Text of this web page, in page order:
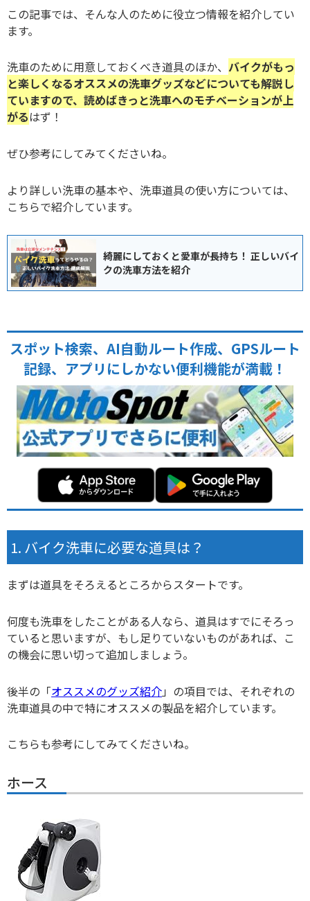
この記事では、そんな人のために役立つ情報を紹介してい
ます。
洗車のために用意しておくべき道具のほか、 バイクがもっ
と楽しくなるオススメの洗車グッズなどについても解説し
ていますので、読めばきっと洗車へのモチベーションが上
がるはず！
ぜひ参考にしてみてくださいね。
より詳しい洗車の基本や、洗車道具の使い方については、
こちらで紹介しています。
綺麗にしておくと愛車が長持ち！ 正しいバイ
クの洗車方法を紹介
スポット検索、AI自動ルート作成、GPSルート
記録、アプリにしかない便利機能が満載！
バイク洗車に必要な道具は？
まずは道具をそろえるところからスタートです。
何度も洗車をしたことがある人なら、道具はすでにそろっ
ていると思いますが、もし足りていないものがあれば、こ
の機会に思い切って追加しましょう。
後半の「オススメのグッズ紹介」の項目では、それぞれの
洗車道具の中で特にオススメの製品を紹介しています。
こちらも参考にしてみてくださいね。
ホース